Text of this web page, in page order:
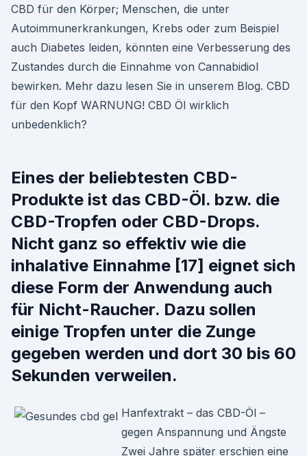
CBD für den Körper; Menschen, die unter
Autoimmunerkrankungen, Krebs oder zum Beispiel
auch Diabetes leiden, könnten eine Verbesserung des
Zustandes durch die Einnahme von Cannabidiol
bewirken. Mehr dazu lesen Sie in unserem Blog. CBD
für den Kopf WARNUNG! CBD Öl wirklich
unbedenklich?
Eines der beliebtesten CBD-
Produkte ist das CBD-Öl. bzw. die
CBD-Tropfen oder CBD-Drops.
Nicht ganz so effektiv wie die
inhalative Einnahme [17] eignet sich
diese Form der Anwendung auch
für Nicht-Raucher. Dazu sollen
einige Tropfen unter die Zunge
gegeben werden und dort 30 bis 60
Sekunden verweilen.
Hanfextrakt – das CBD-Öl –
gegen Anspannung und Ängste
Zwei Jahre später erschien eine